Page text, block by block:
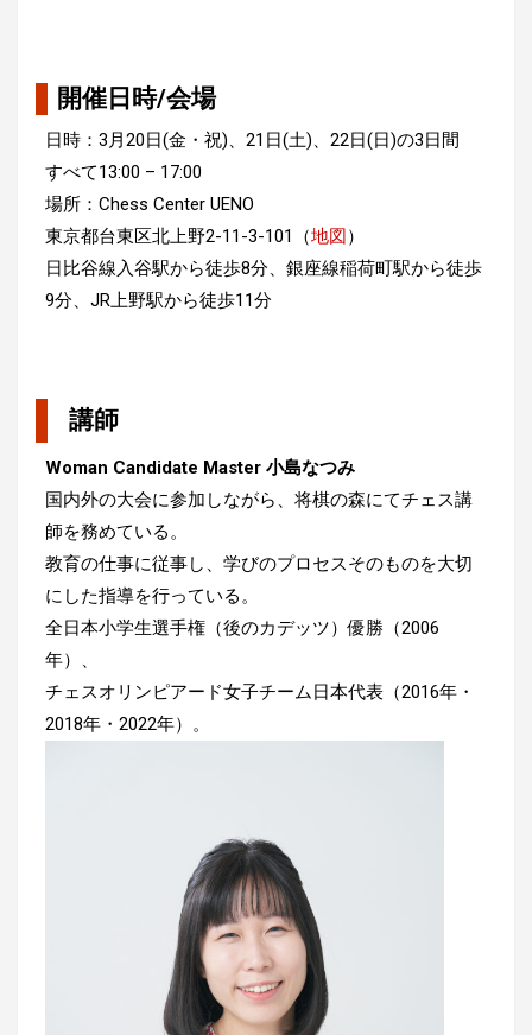
開催日時/会場
日時：3月20日(金・祝)、21日(土)、22日(日)の3日間
すべて13:00 – 17:00
場所：Chess Center UENO
東京都台東区北上野2-11-3-101（地図 ）
日比谷線入谷駅から徒歩8分、銀座線稲荷町駅から徒歩
9分、JR上野駅から徒歩11分
講師
Woman Candidate Master 小島なつみ
国内外の大会に参加しながら、将棋の森にてチェス講
師を務めている。
教育の仕事に従事し、学びのプロセスそのものを大切
にした指導を行っている。
全日本小学生選手権（後のカデッツ）優勝（2006
年）、
チェスオリンピアード女子チーム日本代表（2016年・
2018年・2022年）。